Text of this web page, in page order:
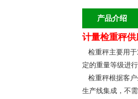
产品介绍
计量检重秤
检重秤主要用于
定的重量等级进
检重秤根据客户
生产线集成，不